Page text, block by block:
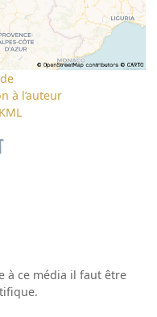
à l’auteur
à ce média il faut être